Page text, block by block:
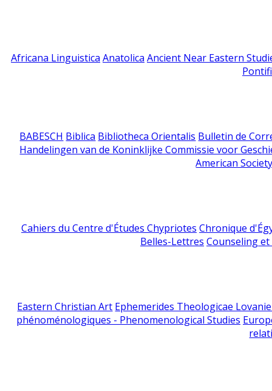
Africana Linguistica Anatolica Ancient Near Eastern
BABESCH Biblica Bibliotheca Orientalis Bulletin de
Handelingen van de Koninklijke Commissie voor
American
Cahiers du Centre d'Études Chypriotes Chronique
Belles-Lettres Counseling
Eastern Christian Art Ephemerides Theologicae
phénoménologiques - Phenomenological Studies